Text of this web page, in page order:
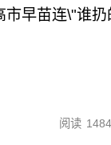
早苗连\"谁扔
阅读 1484